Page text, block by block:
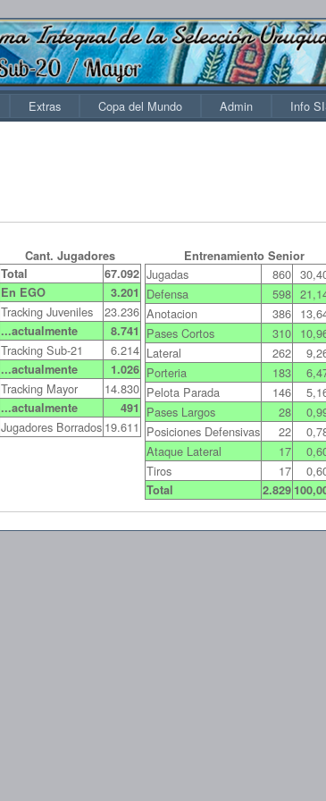
Extras Copa del Mundo Admin Info
Cant. Jugadores Entrenamiento Senior
Total
67.092
En EGO
3.201
Tracking Juveniles 23.236
...actualmente 8.741
Tracking Sub-21 6.214
...actualmente 1.026
Tracking Mayor 14.830
...actualmente 491
Jugadores Borrados 19.611
Jugadas 860
Defensa
598
Anotacion
386
Pases Cortos
310
Lateral
262
Porteria
183
Pelota Parada
146
Pases Largos
28
Posiciones Defensivas
22
Ataque Lateral
17
Tiros
17
Total 2.829